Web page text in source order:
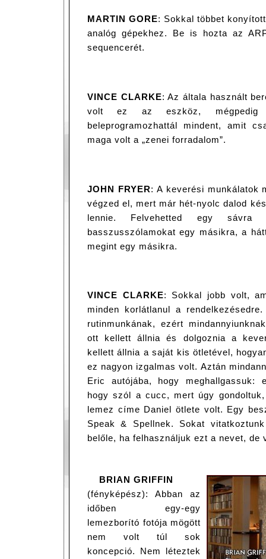
MARTIN GORE: Sokkal többet
analóg gépekhez. Be is hozta az
sequencerét.
VINCE CLARKE: Az általa használt
volt ez az eszköz, mégpedig
beleprogramozhattál mindent, amit
maga volt a „zenei forradalom”.
JOHN FRYER: A keverési munkálatok
végzed el, mert már hét-nyolc dalod
lennie. Felvehetted egy
basszusszólamokat egy másikra, a
megint egy másikra.
VINCE CLARKE: Sokkal jobb volt,
minden korlátlanul a
rutinmunkának, ezért
ott kellett állnia és dolgoznia a
kellett állnia a saját kis ötletével,
ez nagyon izgalmas volt. Aztán
Eric autójába, hogy meghallgassuk:
hogy szól a cucc, mert úgy
lemez címe Daniel ötlete volt. Egy
Speak & Spellnek. Sokat
belőle, ha felhasználjuk ezt a nevet, de
BRIAN GRIFFIN
(fényképész): Abban az
időben egy-egy
lemezborító fotója mögött
nem volt túl sok
koncepció. Nem léteztek